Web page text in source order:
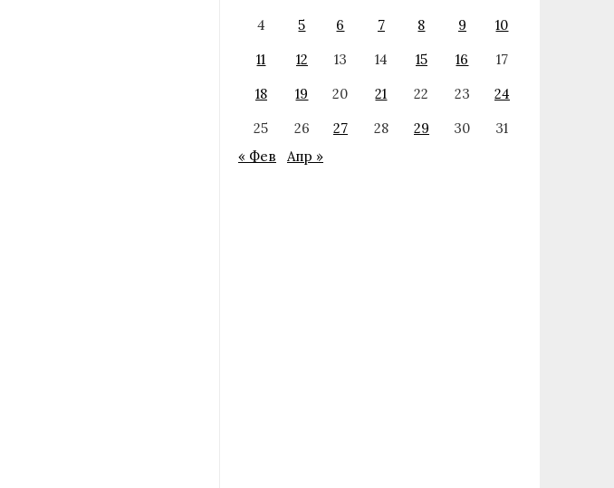
4
5 6 7 8 9
10
11
12 13 14 15 16
17
18
19 20 21 22 23
24
25
26 27 28 29 30
31
« Фев
Апр »